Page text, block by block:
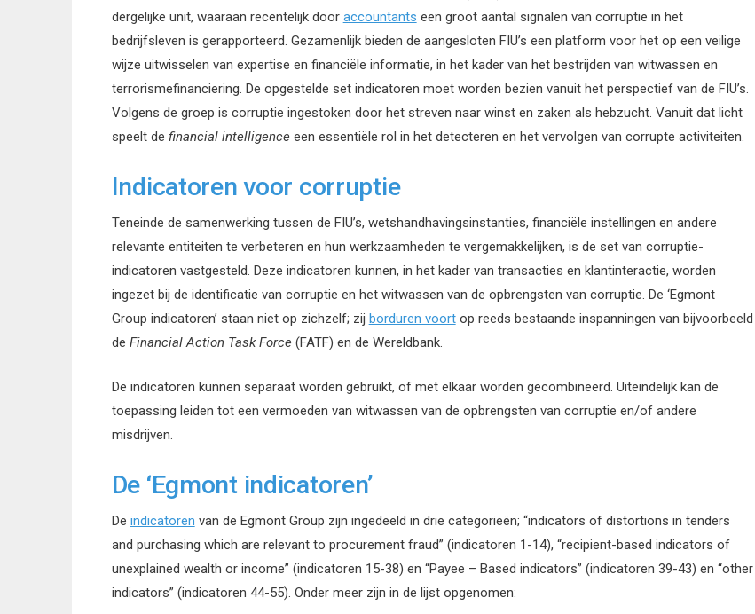
dergelijke unit, waaraan recentelijk door accountants een groot aantal signalen van corruptie in het
bedrijfsleven is gerapporteerd. Gezamenlijk bieden de aangesloten FIU’s een platform voor het op een veilige
wijze uitwisselen van expertise en financiële informatie, in het kader van het bestrijden van witwassen en
terrorismefinanciering. De opgestelde set indicatoren moet worden bezien vanuit het perspectief van de FIU’s.
Volgens de groep is corruptie ingestoken door het streven naar winst en zaken als hebzucht. Vanuit dat licht
speelt de financial intelligenceeen essentiële rol in het detecteren en het vervolgen van corrupte activiteiten.
Indicatoren voor corruptie
Teneinde de samenwerking tussen de FIU’s, wetshandhavingsinstanties, financiële instellingen en andere
relevante entiteiten te verbeteren en hun werkzaamheden te vergemakkelijken, is de set van corruptie-
indicatoren vastgesteld. Deze indicatoren kunnen, in het kader van transacties en klantinteractie, worden
ingezet bij de identificatie van corruptie en het witwassen van de opbrengsten van corruptie. De ‘Egmont
Group indicatoren’ staan niet op zichzelf; zij borduren voortop reeds bestaande inspanningen van bijvoorbeeld
de Financial Action Task Force (FATF) en de Wereldbank.
De indicatoren kunnen separaat worden gebruikt, of met elkaar worden gecombineerd. Uiteindelijk kan de
toepassing leiden tot een vermoeden van witwassen van de opbrengsten van corruptie en/of andere
misdrijven.
De ‘Egmont indicatoren’
De indicatoren van de Egmont Group zijn ingedeeld in drie categorieën; “indicators of distortions in tenders
and purchasing which are relevant to procurement fraud” (indicatoren 1-14), “recipient-based indicators of
unexplained wealth or income” (indicatoren 15-38) en “Payee – Based indicators” (indicatoren 39-43) en “other
indicators” (indicatoren 44-55). Onder meer zijn in de lijst opgenomen: